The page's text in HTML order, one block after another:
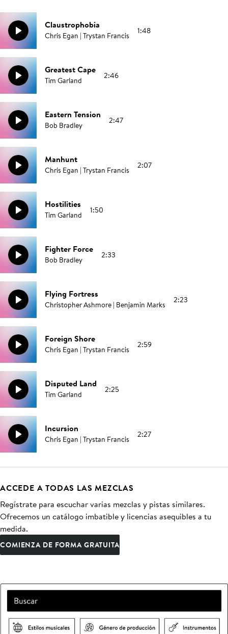
Claustrophobia
Chris Egan | Trystan Francis 1:48
Greatest Cape
Tim Garland 2:46
Eastern Tension
Bob Bradley 2:47
Manhunt
Chris Egan | Trystan Francis 2:07
Hostilities
Tim Garland 1:50
Fighter Force
Bob Bradley 2:33
Flying Fortress
Christopher Ashmore | Benjamin Marks 2:23
Foreign Shore
Chris Egan | Trystan Francis 2:59
Disputed Land
Tim Garland 2:25
Incursion
Chris Egan | Trystan Francis 2:27
ACCEDE A TODAS LAS MEZCLAS
Regístrate para escuchar varias mezclas y pistas similares.
Ofrecemos un catálogo imbatible y licencias asequibles a tu
medida.
COMIENZA DE FORMA GRATUITA